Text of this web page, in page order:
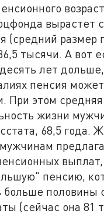
вырастет
(средний размер
тысячи. А вот
лет
пенсия может
При этом средняя
жизни
68,5 года.
пенсию,
больше половины
(сейчас она 81